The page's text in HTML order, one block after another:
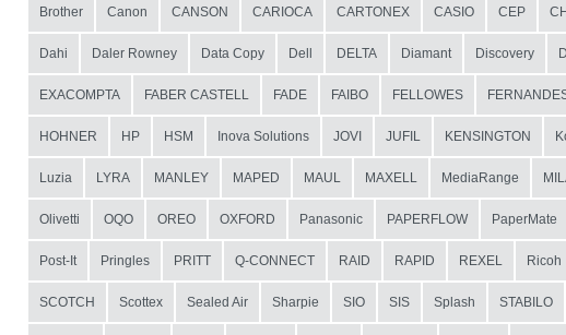
Brother Canon CANSON CARIOCA CARTONEX CASIO CEP
Dahi Daler Rowney Data Copy Dell DELTA Diamant Discovery
EXACOMPTA FABER CASTELL FADE FAIBO FELLOWES
HOHNER HP HSM Inova Solutions JOVI JUFIL KENSINGTON
Luzia LYRA MANLEY MAPED MAUL MAXELL MediaRange
Olivetti OQO OREO OXFORD Panasonic PAPERFLOW PaperMate
Post-It Pringles PRITT Q-CONNECT RAID RAPID REXEL Ricoh
SCOTCH Scottex Sealed Air Sharpie SIO SIS Splash STABILO